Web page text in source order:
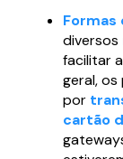
Formas
diversos
facilitar
geral,
por
cartão